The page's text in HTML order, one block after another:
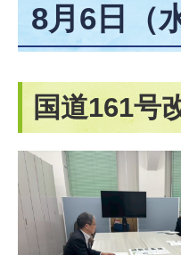
8月6日（
国道161号